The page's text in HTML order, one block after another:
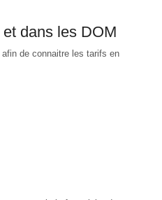
dans les DOM
de connaitre les tarifs en